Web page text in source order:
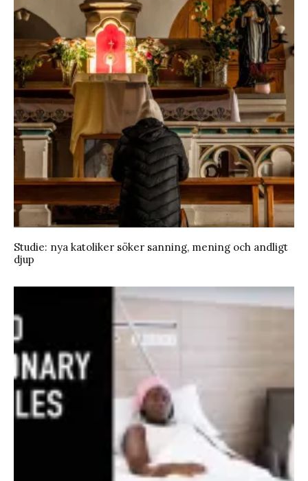
Studie: nya katoliker söker sanning, mening och andligt
djup